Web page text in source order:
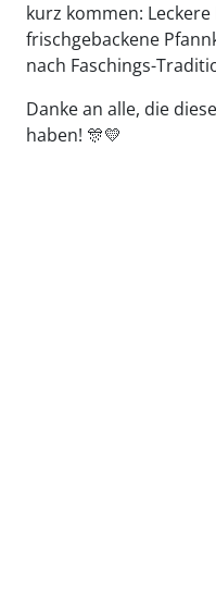
kurz kommen:
frischgebackene
nach Faschings-
Danke an alle, die
haben! 🎊💛